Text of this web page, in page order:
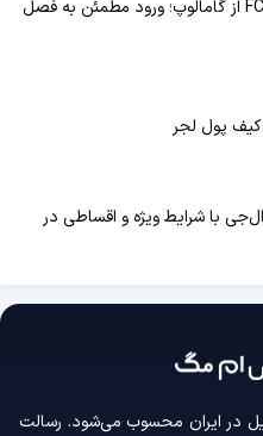
خرید اکانت قانونی FC 27 از گامالوپ؛ ورود مطمئن به فصل
پول لجر
با شرایط ویژه و اقساطی در
در ایران محسوب می‌شود. رسالت